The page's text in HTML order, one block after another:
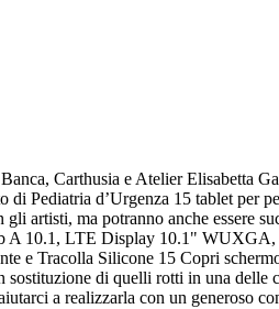
Carthusia e Atelier Elisabetta
Pediatria d’Urgenza 15 tablet
artisti, ma potranno anche essere
A 10.1, LTE Display 10.1"
e Tracolla Silicone 15 Copri
di quelli rotti in una
a realizzarla con un generoso